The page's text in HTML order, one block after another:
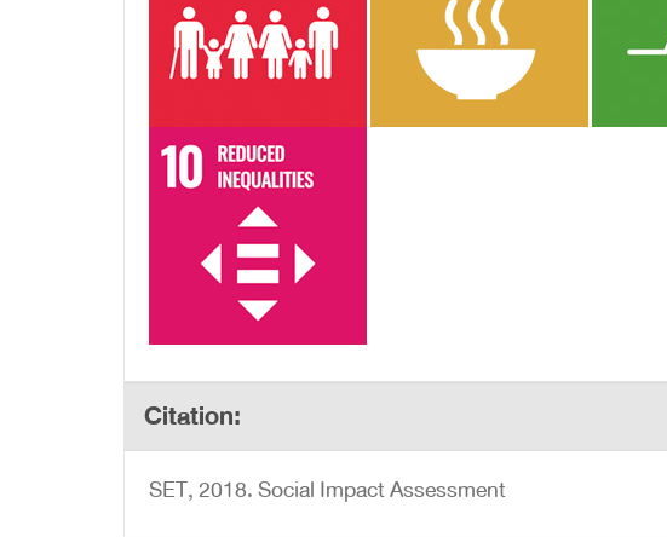
Citation:
SET, 2018. Social Impact Assessment